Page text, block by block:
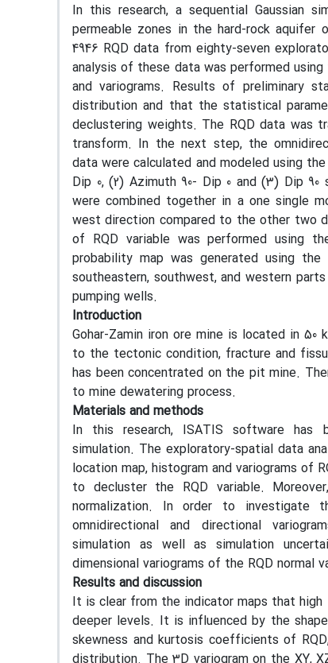
In this research, a sequential Gaussian
permeable zones in the hard-rock aquifer
4946 RQD data from eighty-seven
analysis of these data was performed
and variograms. Results of preliminary
distribution and that the statistical
declustering weights. The RQD data was
transform. In the next step, the
data were calculated and modeled using
Dip 0, (2) Azimuth 90- Dip 0 and (3) Dip
were combined together in a one single
west direction compared to the other two
of RQD variable was performed using
probability map was generated using the
southeastern, southwest, and western
pumping wells.
Introduction
Gohar-Zamin iron ore mine is located in
to the tectonic condition, fracture and
has been concentrated on the pit mine.
to mine dewatering process.
Materials and methods
In this research, ISATIS software has
simulation. The exploratory-spatial data
location map, histogram and variograms of
to decluster the RQD variable.
normalization. In order to investigate
omnidirectional and directional
simulation as well as simulation
dimensional variograms of the RQD normal
Results and discussion
It is clear from the indicator maps that
deeper levels. It is influenced by the
skewness and kurtosis coefficients of